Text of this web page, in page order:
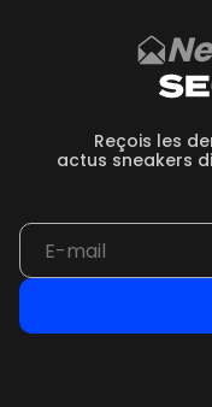
Reçois les
actus sneakers